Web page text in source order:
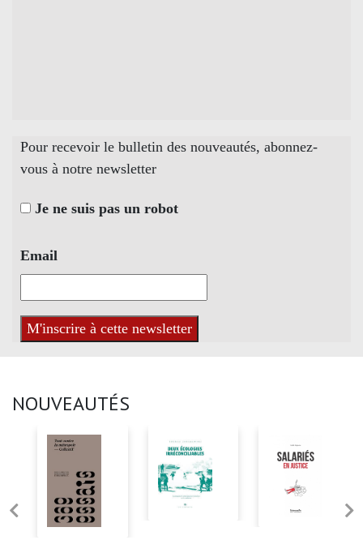
Pour recevoir le bulletin des nouveautés, abonnez-
vous à notre newsletter
Je ne suis pas un robot
Email
NOUVEAUTÉS